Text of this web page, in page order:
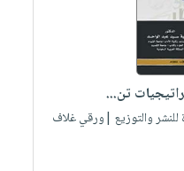
تن...
للنشر والتوزيع |ورقي غلاف